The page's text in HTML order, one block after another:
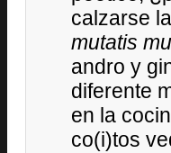
calzarse
mutatis
andro y
diferente
en la
co(i)tos